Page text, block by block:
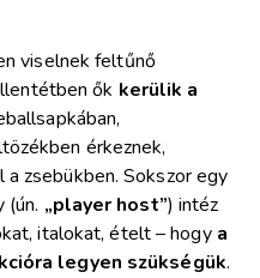
viselnek feltűnő
ők kerülik a
érkeznek,
zsebükben. Sokszor egy
„player host”) intéz
italokat, ételt – hogy a
legyen szükségük.